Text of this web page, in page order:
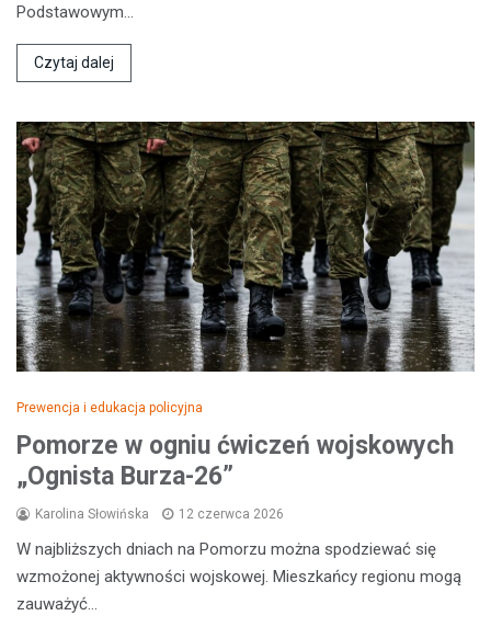
Podstawowym…
Czytaj dalej
Prewencja i edukacja policyjna
Pomorze w ogniu ćwiczeń wojskowych
„Ognista Burza-26”
Karolina Słowińska 12 czerwca 2026
W najbliższych dniach na Pomorzu można spodziewać się
wzmożonej aktywności wojskowej. Mieszkańcy regionu mogą
zauważyć…